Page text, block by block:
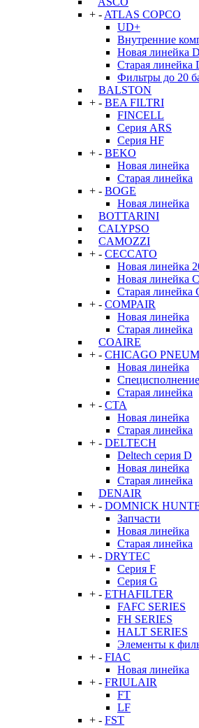
+ - ATLAS COPCO
UD+
Внутренние
Новая линейка
Старая линейка
Фильтры до 20
BALSTON
+ - BEA FILTRI
FINCELL
Серия ARS
Серия HF
+ - BEKO
Новая линейка
Старая линейка
+ - BOGE
Новая линейка
BOTTARINI
CALYPSO
CAMOZZI
+ - CECCATO
Новая линейка
Новая линейка
Старая линейка
+ - COMPAIR
Новая линейка
Старая линейка
COAIRE
+ - CHICAGO
Новая линейка
Специсполнение
Старая линейка
+ - CTA
Новая линейка
Старая линейка
+ - DELTECH
Deltech серия D
Новая линейка
Старая линейка
DENAIR
+ - DOMNICK
Запчасти
Новая линейка
Старая линейка
+ - DRYTEC
Серия F
Серия G
+ - ETHAFILTER
FAFC SERIES
FH SERIES
HALT SERIES
Элементы к
+ - FIAC
Новая линейка
+ - FRIULAIR
FT
LF
+ - FST